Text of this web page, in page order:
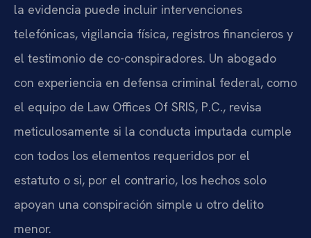
la evidencia puede incluir intervenciones
telefónicas, vigilancia física, registros financieros y
el testimonio de co-conspiradores. Un abogado
con experiencia en defensa criminal federal, como
el equipo de Law Offices Of SRIS, P.C., revisa
meticulosamente si la conducta imputada cumple
con todos los elementos requeridos por el
estatuto o si, por el contrario, los hechos solo
apoyan una conspiración simple u otro delito
menor.